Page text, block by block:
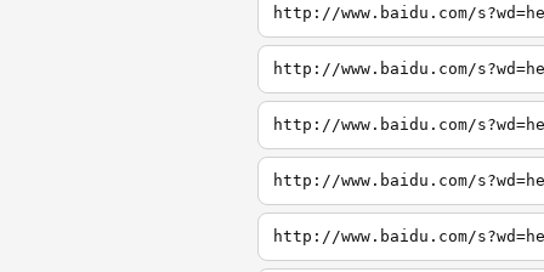
http://www.baidu.com/
http://www.baidu.com/
http://www.baidu.com/
http://www.baidu.com/
http://www.baidu.com/